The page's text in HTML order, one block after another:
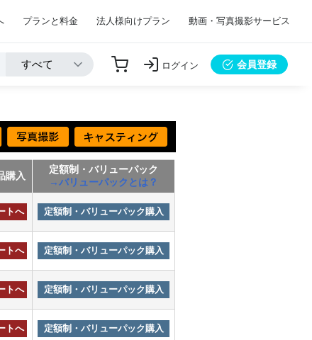
プランと料金 法人様向けプラン 動画・写真撮影サービス
ログイン 会員登録
購入
定額制・バリューパック
→バリューパックとは？
トへ 定額制・バリューパック購入
トへ 定額制・バリューパック購入
トへ 定額制・バリューパック購入
トへ 定額制・バリューパック購入